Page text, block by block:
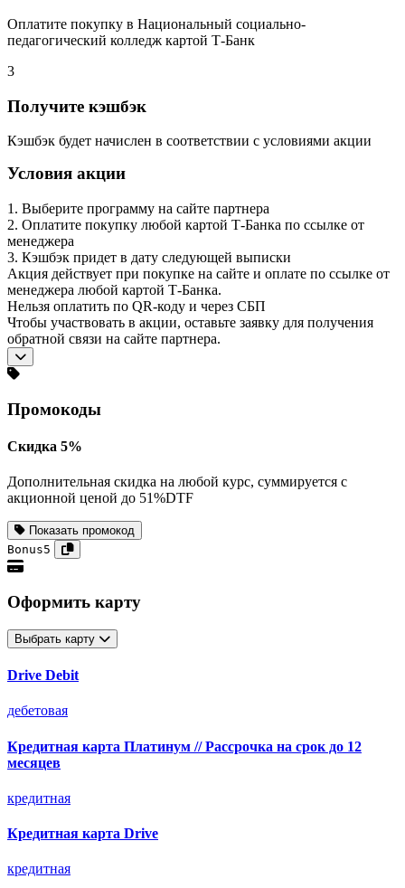
Оплатите покупку в Национальный социально-
педагогический колледж картой Т-Банк
3
Получите кэшбэк
Кэшбэк будет начислен в соответствии с условиями акции
Условия акции
1. Выберите программу на сайте партнера
2. Оплатите покупку любой картой Т-Банка по ссылке от
менеджера
3. Кэшбэк придет в дату следующей выписки
Акция действует при покупке на сайте и оплате по ссылке от
менеджера любой картой Т-Банка.
Нельзя оплатить по QR-коду и через СБП
Чтобы участвовать в акции, оставьте заявку для получения
обратной связи на сайте партнера.
Промокоды
Скидка 5%
Дополнительная скидка на любой курс, суммируется с
акционной ценой до 51%DTF
Показать промокод
Bonus5
Оформить карту
Выбрать карту
Drive Debit
дебетовая
Кредитная карта Платинум // Рассрочка на срок до 12
месяцев
кредитная
Кредитная карта Drive
кредитная